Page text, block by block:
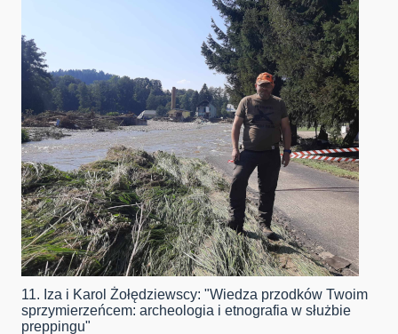
11. Iza i Karol Żołędziewscy: "Wiedza przodków Twoim
sprzymierzeńcem: archeologia i etnografia w służbie
preppingu"